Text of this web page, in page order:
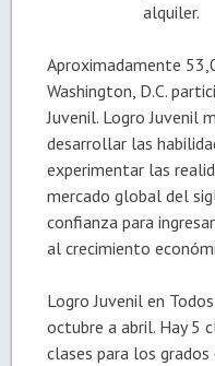
alquiler.
Aproximadamente
Washington, D.C.
Juvenil. Logro Juvenil
desarrollar las
experimentar las
mercado global del
confianza para
al crecimiento
Logro Juvenil en
octubre a abril. Hay 5
clases para los